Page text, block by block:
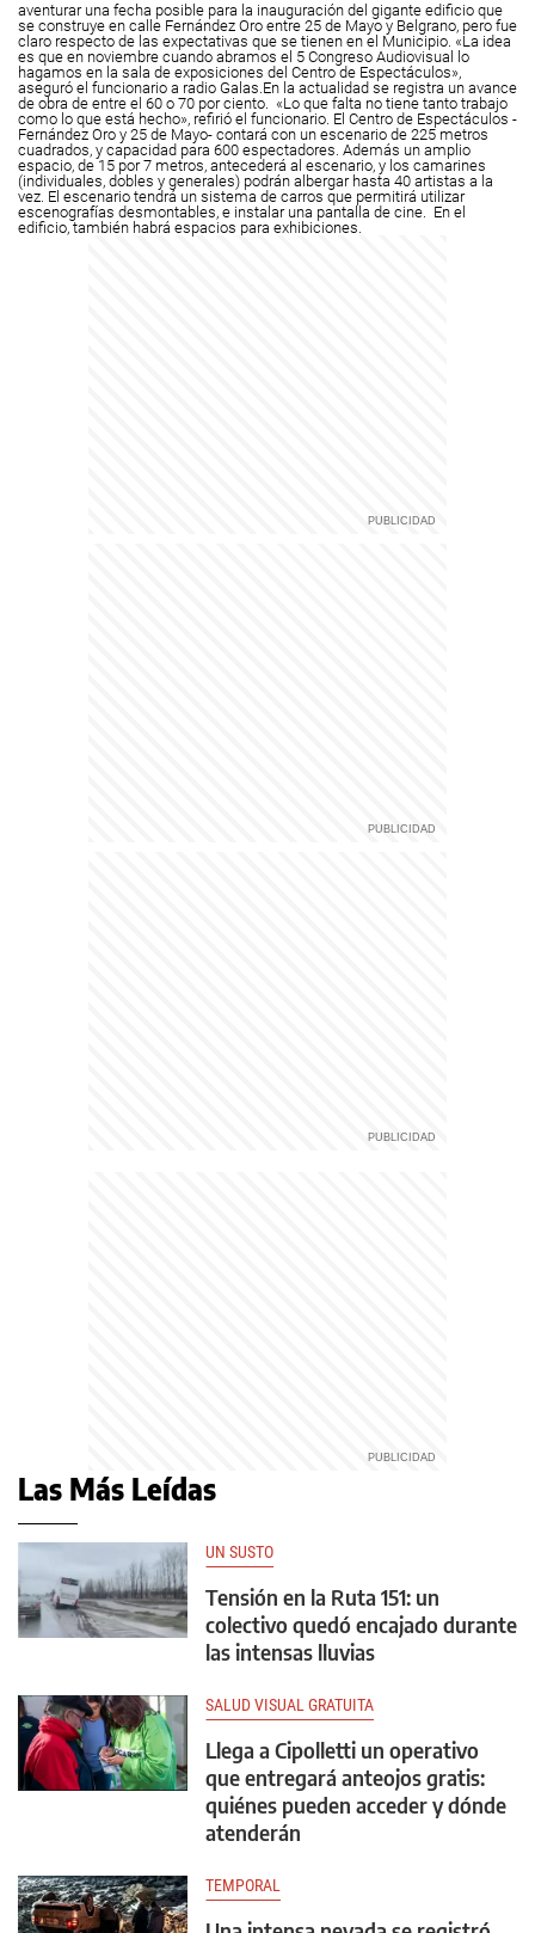
aventurar una fecha posible para la inauguración del gigante edificio que
se construye en calle Fernández Oro entre 25 de Mayo y Belgrano, pero fue
claro respecto de las expectativas que se tienen en el Municipio. «La idea
es que en noviembre cuando abramos el 5 Congreso Audiovisual lo
hagamos en la sala de exposiciones del Centro de Espectáculos»,
aseguró el funcionario a radio Galas.En la actualidad se registra un avance
de obra de entre el 60 o 70 por ciento. «Lo que falta no tiene tanto trabajo
como lo que está hecho», refirió el funcionario. El Centro de Espectáculos -
Fernández Oro y 25 de Mayo- contará con un escenario de 225 metros
cuadrados, y capacidad para 600 espectadores. Además un amplio
espacio, de 15 por 7 metros, antecederá al escenario, y los camarines
(individuales, dobles y generales) podrán albergar hasta 40 artistas a la
vez. El escenario tendrá un sistema de carros que permitirá utilizar
escenografías desmontables, e instalar una pantalla de cine. En el
edificio, también habrá espacios para exhibiciones.
Las Más Leídas
UN SUSTO
Tensión en la Ruta 151: un
colectivo quedó encajado durante
las intensas lluvias
SALUD VISUAL GRATUITA
Llega a Cipolletti un operativo
que entregará anteojos gratis:
quiénes pueden acceder y dónde
atenderán
TEMPORAL